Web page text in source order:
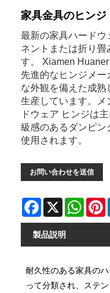
家具金具のヒンジ
最新の家具ハードウ
ネントまたは折り畳
す。 Xiamen
先進的なヒンジメ
な外観を備えた成
生産しています。メ
ドウェア ヒンジは
級感のあるダンピン
使用されます。
お問い合わせを送信
Facebook
X
製品説明
耐久性のある家具の
って分類され、ステ